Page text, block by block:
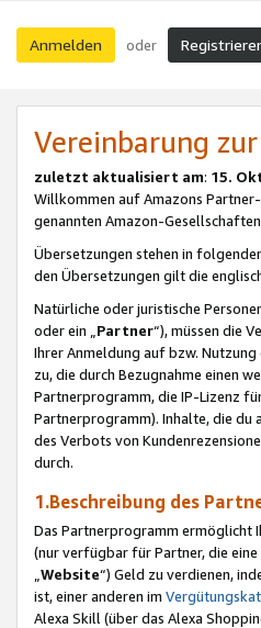
Anmelden oder
Vereinbarung
zuletzt aktualisiert am: 15.
Willkommen auf Amazons
genannten Amazon-Gesellschaften
Übersetzungen stehen in
den Übersetzungen gilt die
Natürliche oder juristische
oder ein „Partner“), müssen die
Ihrer Anmeldung auf bzw.
zu, die durch Bezugnahme einen
Partnerprogramm, die IP-Lizenz
Partnerprogramm). Inhalte, die du
des Verbots von
durch.
1.Beschreibung des
Das Partnerprogramm ermöglicht
(nur verfügbar für Partner, die
Website“) Geld zu verdienen,
ist, einer anderen im
Alexa Skill (über das Alexa